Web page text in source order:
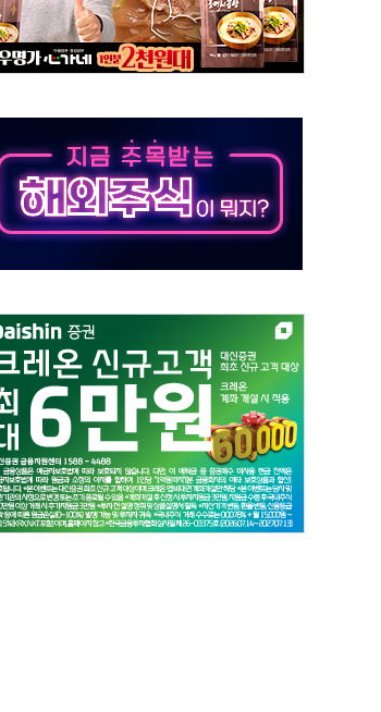
정권…신생아 특례 대출까지 줄여"
다" 반박
하루 환자 최다
해 없어
기부, 장관 표창 후보자 모집
승…금감원 소비자경보